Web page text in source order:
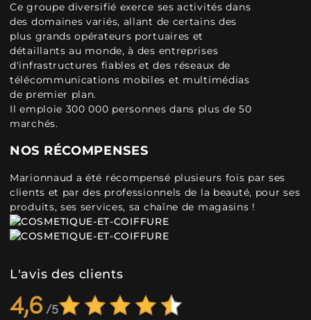
Ce groupe diversifié exerce ses activités dans
des domaines variés, allant de certains des
plus grands opérateurs portuaires et
détaillants au monde, à des entreprises
d'infrastructures fiables et des réseaux de
télécommunications mobiles et multimédias
de premier plan.
Il emploie 300 000 personnes dans plus de 50
marchés.
NOS RÉCOMPENSES
Marionnaud a été récompensé plusieurs fois par ses
clients et par des professionnels de la beauté, pour ses
produits, ses services, sa chaîne de magasins !
L'avis des clients
4,6